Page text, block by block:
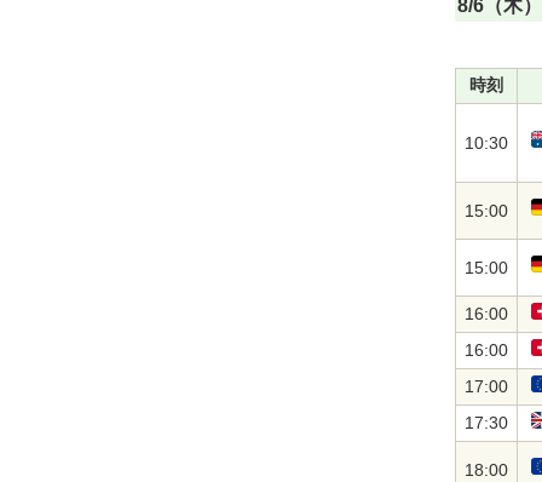
8/6（木）
時刻
10:30
15:00
15:00
16:00
16:00
17:00
17:30
18:00